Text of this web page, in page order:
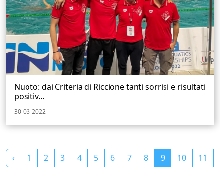
Nuoto: dai Criteria di Riccione tanti sorrisi e risultati
positiv...
30-03-2022
‹ 1 2 3 4 5 6 7 8 9 10 11